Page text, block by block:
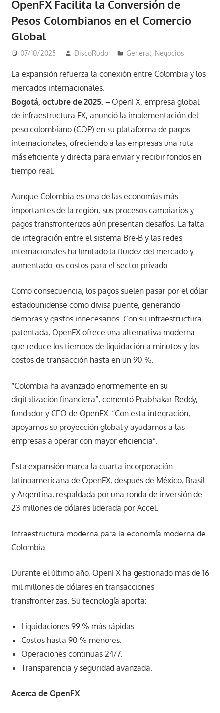
OpenFX Facilita la Conversión de
Pesos Colombianos en el Comercio
Global
07/10/2025 DiscoRudo General, Negocios
La expansión refuerza la conexión entre Colombia y los
mercados internacionales.
Bogotá, octubre de 2025. –OpenFX, empresa global
de infraestructura FX, anunció la implementación del
peso colombiano (COP) en su plataforma de pagos
internacionales, ofreciendo a las empresas una ruta
más eficiente y directa para enviar y recibir fondos en
tiempo real.
Aunque Colombia es una de las economías más
importantes de la región, sus procesos cambiarios y
pagos transfronterizos aún presentan desafíos. La falta
de integración entre el sistema Bre-B y las redes
internacionales ha limitado la fluidez del mercado y
aumentado los costos para el sector privado.
Como consecuencia, los pagos suelen pasar por el dólar
estadounidense como divisa puente, generando
demoras y gastos innecesarios. Con su infraestructura
patentada, OpenFX ofrece una alternativa moderna
que reduce los tiempos de liquidación a minutos y los
costos de transacción hasta en un 90 %.
“Colombia ha avanzado enormemente en su
digitalización financiera”, comentó Prabhakar Reddy,
fundador y CEO de OpenFX. “Con esta integración,
apoyamos su proyección global y ayudamos a las
empresas a operar con mayor eficiencia”.
Esta expansión marca la cuarta incorporación
latinoamericana de OpenFX, después de México, Brasil
y Argentina, respaldada por una ronda de inversión de
23 millones de dólares liderada por Accel.
Infraestructura moderna para la economía moderna de
Colombia
Durante el último año, OpenFX ha gestionado más de 16
mil millones de dólares en transacciones
transfronterizas. Su tecnología aporta:
Liquidaciones 99 % más rápidas.
Costos hasta 90 % menores.
Operaciones continuas 24/7.
Transparencia y seguridad avanzada.
Acerca de OpenFX